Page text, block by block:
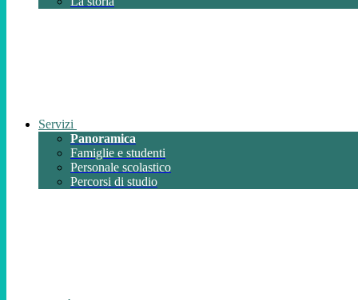
Servizi
Panoramica
Famiglie e studenti
Personale scolastico
Percorsi di studio